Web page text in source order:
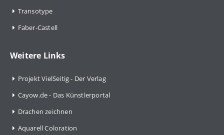
Transotype
Faber-Castell
Weitere Links
Projekt VielSeitig - Der Verlag
Cayow.de - Das Künstlerportal
Drachen zeichnen
Aquarell Coloration